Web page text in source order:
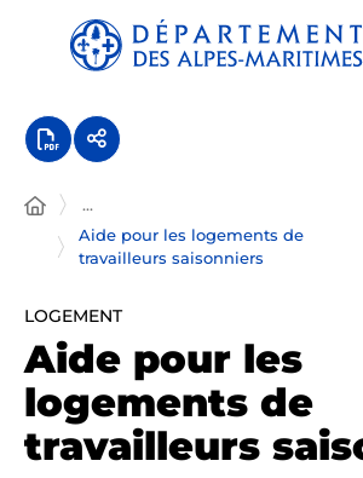
Panneau de gestion des cookies
...
Aide pour les logements de
travailleurs saisonniers
LOGEMENT
Aide pour les
logements de
travailleurs